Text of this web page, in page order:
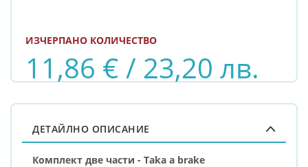
11,86 € / 23,20 лв.
ИЗЧЕРПАНО КОЛИЧЕСТВО
ДЕТАЙЛНО ОПИСАНИЕ
Комплект две части - Taka a brake